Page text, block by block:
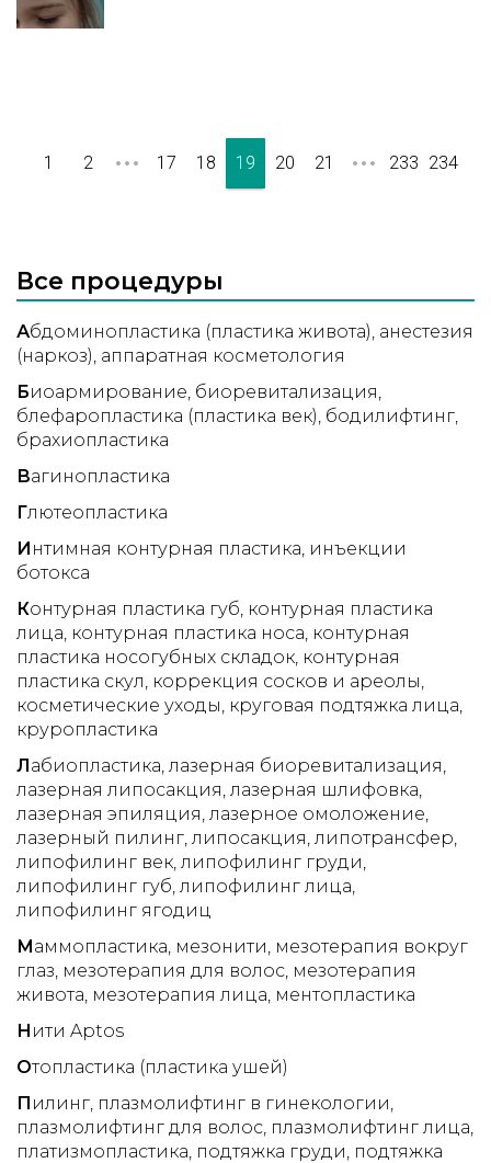
аппаратов? На фото ожог потом он побелел сначала
1 2 17 18 19 20 21 233 234
Все процедуры
Абдоминопластика (пластика живота) анестезия
(наркоз) аппаратная косметология
Биоармирование биоревитализация
блефаропластика (пластика век) бодилифтинг
брахиопластика
Вагинопластика
Глютеопластика
И нтимная контурная пластика инъекции
ботокса
Контурная пластика губ контурная пластика
лица контурная пластика носа контурная
пластика носогубных складок контурная
пластика скул коррекция сосков и ареолы
косметические уходы круговая подтяжка лица
круропластика
Лабиопластика лазерная биоревитализация
лазерная липосакция лазерная шлифовка
лазерная эпиляция лазерное омоложение
лазерный пилинг липосакция липотрансфер
липофилинг век липофилинг груди
липофилинг губ липофилинг лица
липофилинг ягодиц
Маммопластика мезонити мезотерапия вокруг
глаз мезотерапия для волос мезотерапия
живота мезотерапия лица ментопластика
Н ити Aptos
Отопластика (пластика ушей)
П илинг плазмолифтинг в гинекологии
плазмолифтинг для волос плазмолифтинг лица
платизмопластика подтяжка груди подтяжка